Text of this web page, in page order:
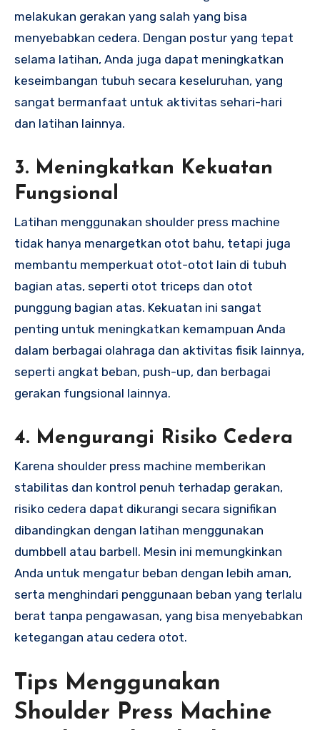
melakukan gerakan yang salah yang bisa
menyebabkan cedera. Dengan postur yang tepat
selama latihan, Anda juga dapat meningkatkan
keseimbangan tubuh secara keseluruhan, yang
sangat bermanfaat untuk aktivitas sehari-hari
dan latihan lainnya.
3. Meningkatkan Kekuatan
Fungsional
Latihan menggunakan shoulder press machine
tidak hanya menargetkan otot bahu, tetapi juga
membantu memperkuat otot-otot lain di tubuh
bagian atas, seperti otot triceps dan otot
punggung bagian atas. Kekuatan ini sangat
penting untuk meningkatkan kemampuan Anda
dalam berbagai olahraga dan aktivitas fisik lainnya,
seperti angkat beban, push-up, dan berbagai
gerakan fungsional lainnya.
4. Mengurangi Risiko Cedera
Karena shoulder press machine memberikan
stabilitas dan kontrol penuh terhadap gerakan,
risiko cedera dapat dikurangi secara signifikan
dibandingkan dengan latihan menggunakan
dumbbell atau barbell. Mesin ini memungkinkan
Anda untuk mengatur beban dengan lebih aman,
serta menghindari penggunaan beban yang terlalu
berat tanpa pengawasan, yang bisa menyebabkan
ketegangan atau cedera otot.
Tips Menggunakan
Shoulder Press Machine